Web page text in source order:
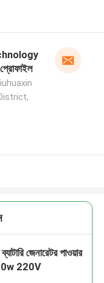
জেনারেটর পাওয়ার
220V